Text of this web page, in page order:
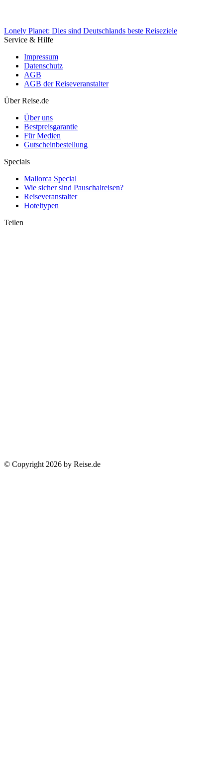
Lonely Planet: Dies sind Deutschlands beste Reiseziele
Lonely Planet: Dies sind Deutschlands beste Reiseziele
Service & Hilfe
Impressum
Datenschutz
AGB
AGB der Reiseveranstalter
Über Reise.de
Über uns
Bestpreisgarantie
Für Medien
Gutscheinbestellung
Specials
Mallorca Special
Wie sicher sind Pauschalreisen?
Reiseveranstalter
Hoteltypen
Teilen
© Copyright 2026 by Reise.de